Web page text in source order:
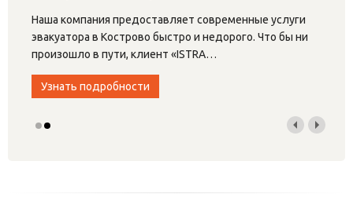
Наша компания предоставляет современные услуги
эвакуатора в Кострово быстро и недорого. Что бы ни
произошло в пути, клиент «ISTRA…
Узнать подробности